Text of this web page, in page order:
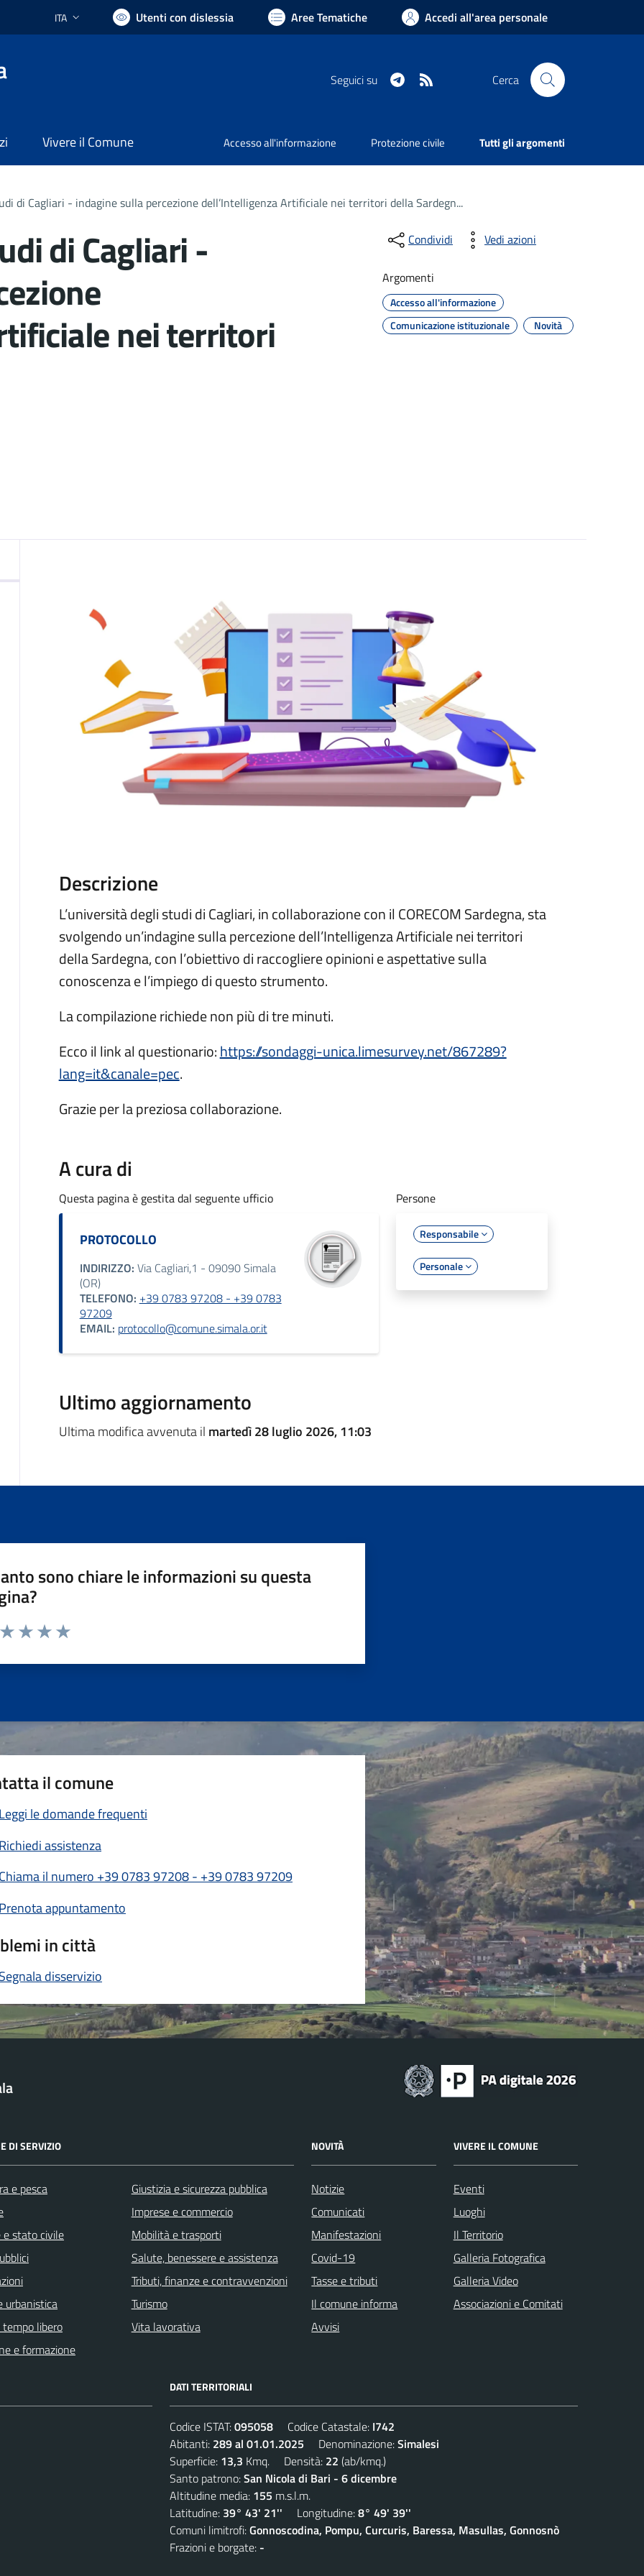
Lingua attiva:
ITA Utenti con dislessia Aree Tematiche Accedi all'area personale
Seguici su Telegram Cerca
Vivere il Comune Accesso all'informazione Protezione civile Tutti gli argomenti
di Cagliari - indagine sulla percezione dell’Intelligenza Artificiale nei territori della Sardegn...
di Cagliari -
nei territori
Condividi Vedi azioni
Argomenti
Accesso all'informazione
Comunicazione istituzionale
Novità
Descrizione
L’università degli studi di Cagliari, in collaborazione con il CORECOM Sardegna, sta
svolgendo un’indagine sulla percezione dell’Intelligenza Artificiale nei territori
della Sardegna, con l’obiettivo di raccogliere opinioni e aspettative sulla
conoscenza e l’impiego di questo strumento.
La compilazione richiede non più di tre minuti.
Ecco il link al questionario:https://sondaggi-unica.limesurvey.net/867289?
lang=it&canale=pec.
Grazie per la preziosa collaborazione.
A cura di
Questa pagina è gestita dal seguente ufficio
PROTOCOLLO
INDIRIZZO: Via Cagliari,1 - 09090 Simala
(OR)
TELEFONO: +39 0783 97208 - +39 0783
97209
EMAIL: protocollo@comune.simala.or.it
Persone
Responsabile
Personale
Ultimo aggiornamento
Ultima modifica avvenuta il martedì 28 luglio 2026, 11:03
sono chiare le informazioni su questa
da 1 a 5 stelle la pagina
il comune
Leggi le domande frequenti
Richiedi assistenza
Chiama il numero +39 0783 97208 - +39 0783 97209
Prenota appuntamento
in città
Segnala disservizio
DI SERVIZIO
e pesca
e stato civile
urbanistica
libero
e formazione
Giustizia e sicurezza pubblica
Imprese e commercio
Mobilità e trasporti
Salute, benessere e assistenza
Tributi, finanze e contravvenzioni
Turismo
Vita lavorativa
NOVITÀ
Notizie
Comunicati
Manifestazioni
Covid-19
Tasse e tributi
Il comune informa
Avvisi
VIVERE IL COMUNE
Eventi
Luoghi
Il Territorio
Galleria Fotografica
Galleria Video
Associazioni e Comitati
DATI TERRITORIALI
Codice ISTAT:095058 Codice Catastale: I742
Abitanti: 289 al 01.01.2025 Denominazione:Simalesi
Superficie: 13,3 Kmq. Densità: 22 (ab/kmq.)
Santo patrono:San Nicola di Bari - 6 dicembre
Altitudine media: 155 m.s.l.m.
Latitudine: 39° 43' 21'' Longitudine:8° 49' 39''
Comuni limitrofi:Gonnoscodina, Pompu, Curcuris, Baressa, Masullas, Gonnosnò
Frazioni e borgate: -